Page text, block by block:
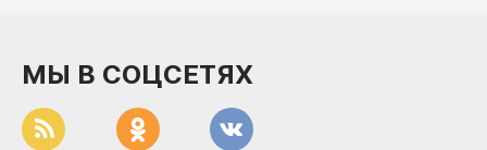
МЫ В СОЦСЕТЯХ